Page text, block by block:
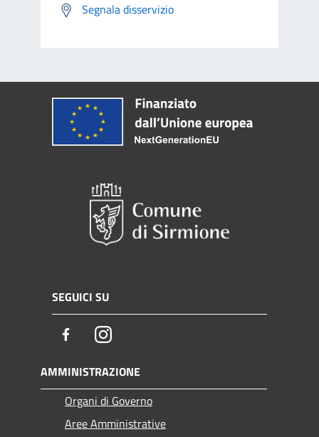
Segnala disservizio
SEGUICI SU
FacebookInstagram
AMMINISTRAZIONE
Organi di Governo
Aree Amministrative